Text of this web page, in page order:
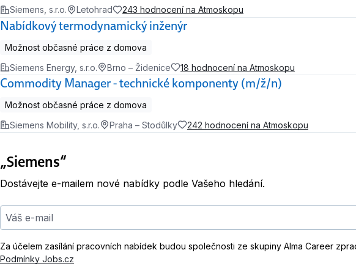
Siemens, s.r.o.
Letohrad 243 hodnocení na Atmoskopu
Nabídkový termodynamický inženýr
Možnost občasné práce z domova
Siemens Energy, s.r.o.
Brno – Židenice 18 hodnocení na Atmoskopu
Commodity Manager - technické komponenty (m/ž/n)
Možnost občasné práce z domova
Siemens Mobility, s.r.o.
Praha – Stodůlky 242 hodnocení na Atmoskopu
„Siemens“
Dostávejte e-mailem nové nabídky podle Vašeho hledání.
Váš e-mail
Za účelem zasílání pracovních nabídek budou společnosti ze skupiny Alma Career
Podmínky Jobs.cz